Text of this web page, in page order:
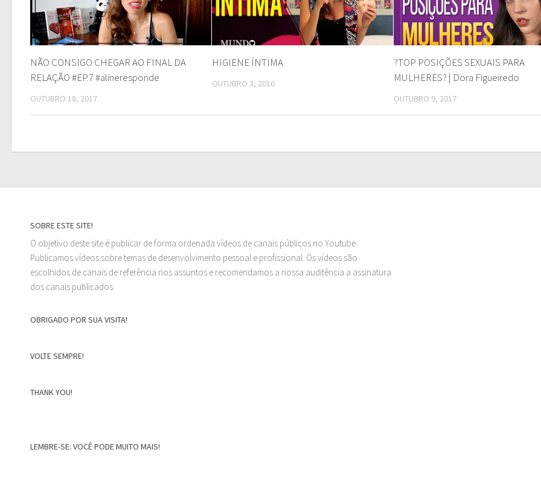
NÃO CONSIGO CHEGAR AO FINAL DA
RELAÇÃO #EP.7 #alineresponde
OUTUBRO 18, 2017
HIGIENE ÍNTIMA
OUTUBRO 3, 2016
?TOP POSIÇÕES SEXUAIS PARA
MULHERES? | Dora Figueiredo
OUTUBRO 9, 2017
SOBRE ESTE SITE!
O objetivo deste site é publicar de forma ordenada vídeos de canais públicos no Youtube.
Publicamos vídeos sobre temas de desenvolvimento pessoal e profissional. Os vídeos são
escolhidos de canais de referência nos assuntos e recomendamos a nossa auditência a assinatura
dos canais publicados.
OBRIGADO POR SUA VISITA!
VOLTE SEMPRE!
THANK YOU!
LEMBRE-SE: VOCÊ PODE MUITO MAIS!